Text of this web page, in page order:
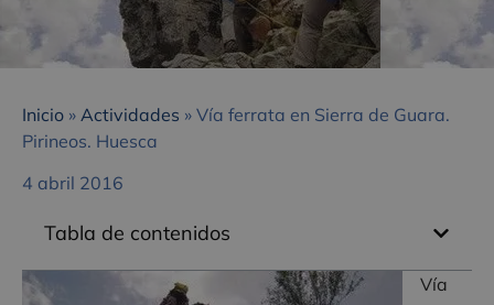
Inicio » Actividades » Vía ferrata en Sierra de Guara.
Pirineos. Huesca
4 abril 2016
Tabla de contenidos
Vía